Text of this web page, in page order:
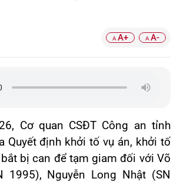
A A+ A A-
Cơ quan CSĐT Công an tỉnh
Quyết định khởi tố vụ án, khởi tố
bị can để tạm giam đối với Võ
1995), Nguyễn Long Nhật (SN